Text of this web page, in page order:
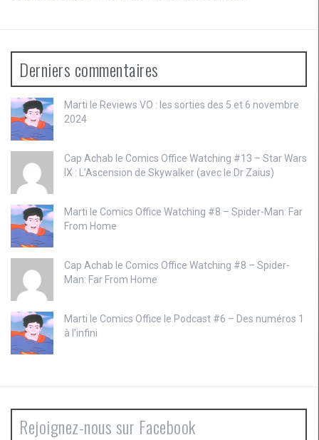
Derniers commentaires
Marti le Reviews VO : les sorties des 5 et 6 novembre
2024
Cap Achab le Comics Office Watching #13 – Star Wars
IX : L’Ascension de Skywalker (avec le Dr Zaius)
Marti le Comics Office Watching #8 – Spider-Man: Far
From Home
Cap Achab le Comics Office Watching #8 – Spider-
Man: Far From Home
Marti le Comics Office le Podcast #6 – Des numéros 1
à l’infini
Rejoignez-nous sur Facebook